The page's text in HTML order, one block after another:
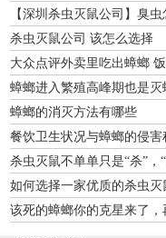
【深圳杀虫灭鼠公司】臭
杀虫灭鼠公司 该怎么选择
大众点评外卖里吃出蟑螂
蟑螂进入繁殖高峰期也是
蟑螂的消灭方法有哪些
餐饮卫生状况与蟑螂的侵害
杀虫灭鼠不单单只是“杀”，
如何选择一家优质的杀虫灭
该死的蟑螂你的克星来了